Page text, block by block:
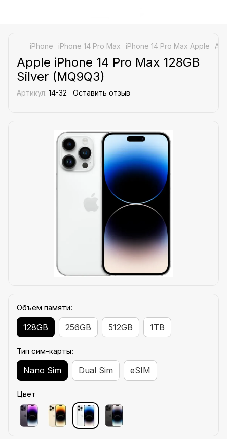
iPhone iPhone 14 Pro Max iPhone 14 Pro Max Apple
Apple iPhone 14 Pro Max 128GB
Silver (MQ9Q3)
Артикул: 14-32 Оставить отзыв
Объем памяти:
128GB 256GB 512GB 1TB
Тип сим-карты:
Nano Sim Dual Sim eSIM
Цвет